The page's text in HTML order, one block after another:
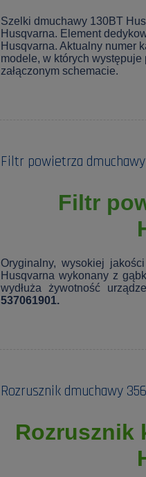
Szelki dmuchawy 130BT
Husqvarna. Element
Husqvarna. Aktualny numer
modele, w których
załączonym schemacie.
Filtr powietrza
Filtr
Oryginalny, wysokiej
Husqvarna wykonany z
wydłuża żywotność
537061901.
Rozrusznik dmuchawy
Rozrusznik